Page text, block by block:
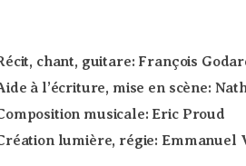
chant, guitare: François
à l’écriture, mise en scène:
musicale: Eric Proud
lumière, régie: Emmanuel